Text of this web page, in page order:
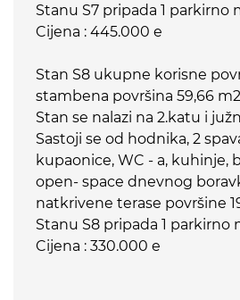
Stanu S7 pripada 1 parkirno
Cijena : 445.000 e
Stan S8 ukupne korisne
stambena površina 59,66 m2
Stan se nalazi na 2.katu i
Sastoji se od hodnika, 2
kupaonice, WC - a, kuhinje,
open- space dnevnog
natkrivene terase površine
Stanu S8 pripada 1 parkirno
Cijena : 330.000 e